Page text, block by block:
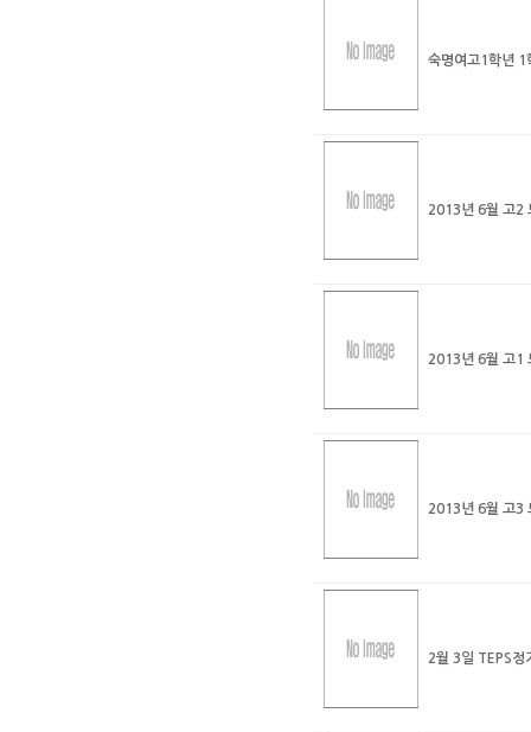
숙명여고1학년 1
2013년 6월 고2
2013년 6월 고1
2013년 6월 고3
2월 3일 TEPS정